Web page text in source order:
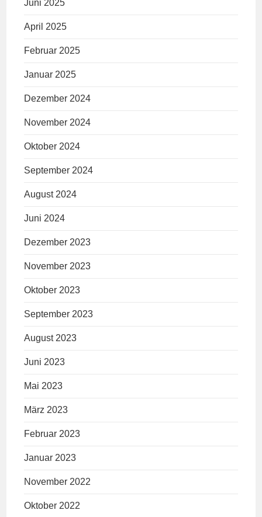
Juni 2025
April 2025
Februar 2025
Januar 2025
Dezember 2024
November 2024
Oktober 2024
September 2024
August 2024
Juni 2024
Dezember 2023
November 2023
Oktober 2023
September 2023
August 2023
Juni 2023
Mai 2023
März 2023
Februar 2023
Januar 2023
November 2022
Oktober 2022